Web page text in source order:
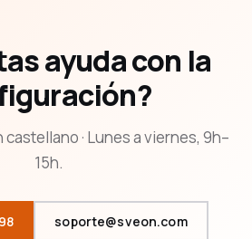
ayuda con la
· Lunes a viernes, 9h–
15h.
soporte@sveon.com